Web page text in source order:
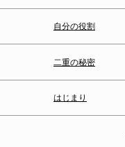
自分の役割
二重の秘密
はじまり